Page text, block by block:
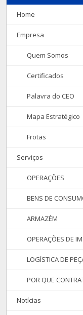
Home
Empresa
Quem Somos
Certificados
Palavra do CEO
Mapa Estratégico
Frotas
Serviços
OPERAÇÕES
BENS DE
ARMAZÉM
OPERAÇÕES DE
LOGÍSTICA DE
POR QUE
Notícias